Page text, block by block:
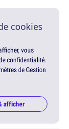
cookies
vous
confidentialité.
de Gestion
afficher